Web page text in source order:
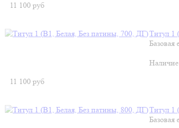
11 100 руб
Титул 1
Базовая
11 100 руб
Титул 1
Базовая